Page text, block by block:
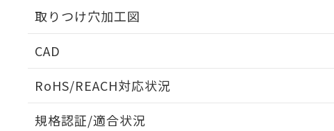
取りつけ穴加工図
CAD
RoHS/REACH対応状況
規格認証/適合状況